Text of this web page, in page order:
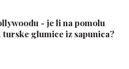
- je li na pomolu
glumice iz sapunica?